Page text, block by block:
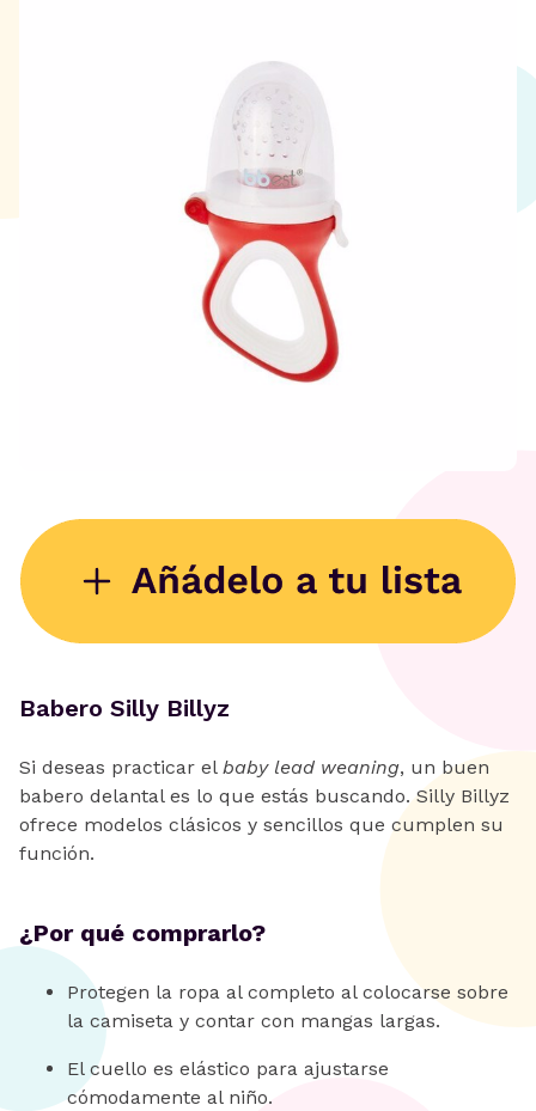
Babero Silly Billyz
Si deseas practicar el baby lead weaning, un buen
babero delantal es lo que estás buscando. Silly Billyz
ofrece modelos clásicos y sencillos que cumplen su
función.
¿Por qué comprarlo?
Protegen la ropa al completo al colocarse sobre
la camiseta y contar con mangas largas.
El cuello es elástico para ajustarse
cómodamente al niño.